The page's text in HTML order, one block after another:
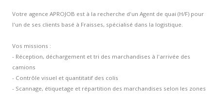
Votre agence APROJOB est à la recherche d'un Agent de quai (H/F) pour
l'un de ses clients basé à Fraisses, spécialisé dans la logistique.
Vos missions :
- Réception, déchargement et tri des marchandises à l'arrivée des
camions
- Contrôle visuel et quantitatif des colis
- Scannage, étiquetage et répartition des marchandises selon les zones